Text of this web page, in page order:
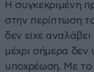
Η συγκεκριμένη
στην περίπτωση
δεν είχε
μέχρι σήμερα δεν
υποχρέωση. Με το